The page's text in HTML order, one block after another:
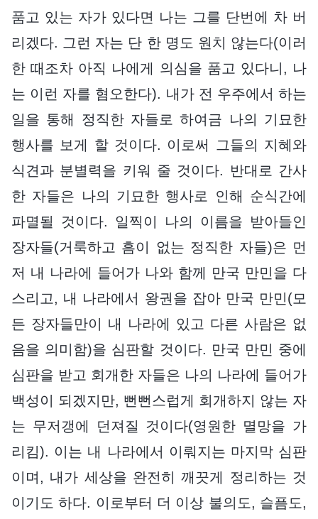
품고 있는 자가 있다면 나는 그를 단번에 차 버
리겠다. 그런 자는 단 한 명도 원치 않는다(이러
한 때조차 아직 나에게 의심을 품고 있다니, 나
는 이런 자를 혐오한다). 내가 전 우주에서 하는
일을 통해 정직한 자들로 하여금 나의 기묘한
행사를 보게 할 것이다. 이로써 그들의 지혜와
식견과 분별력을 키워 줄 것이다. 반대로 간사
한 자들은 나의 기묘한 행사로 인해 순식간에
파멸될 것이다. 일찍이 나의 이름을 받아들인
장자들(거룩하고 흠이 없는 정직한 자들)은 먼
저 내 나라에 들어가 나와 함께 만국 만민을 다
스리고, 내 나라에서 왕권을 잡아 만국 만민(모
든 장자들만이 내 나라에 있고 다른 사람은 없
음을 의미함)을 심판할 것이다. 만국 만민 중에
심판을 받고 회개한 자들은 나의 나라에 들어가
백성이 되겠지만, 뻔뻔스럽게 회개하지 않는 자
는 무저갱에 던져질 것이다(영원한 멸망을 가
리킴). 이는 내 나라에서 이뤄지는 마지막 심판
이며, 내가 세상을 완전히 깨끗게 정리하는 것
이기도 하다. 이로부터 더 이상 불의도, 슬픔도,